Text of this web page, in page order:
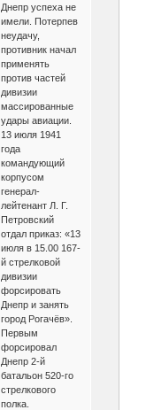
Днепр успеха не
имели. Потерпев
неудачу,
противник начал
применять
против частей
дивизии
массированные
удары авиации.
13 июля 1941
года
командующий
корпусом
генерал-
лейтенант Л. Г.
Петровский
отдал приказ: «13
июля в 15.00 167-
й стрелковой
дивизии
форсировать
Днепр и занять
город Рогачёв».
Первым
форсировал
Днепр 2-й
батальон 520-го
стрелкового
полка.